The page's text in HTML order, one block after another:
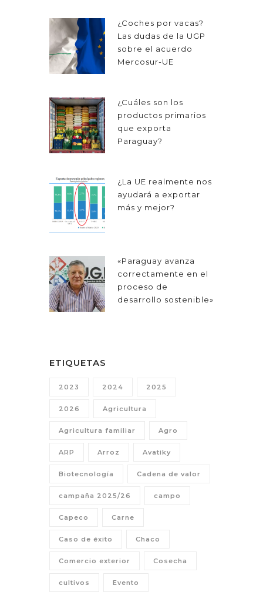
¿Coches por vacas?
Las dudas de la UGP
sobre el acuerdo
Mercosur-UE
¿Cuáles son los
productos primarios
que exporta
Paraguay?
¿La UE realmente nos
ayudará a exportar
más y mejor?
«Paraguay avanza
correctamente en el
proceso de
desarrollo sostenible»
ETIQUETAS
2023 2024 2025
2026 Agricultura
Agricultura familiar Agro
ARP Arroz Avatiky
Biotecnología Cadena de valor
campaña 2025/26 campo
Capeco Carne
Caso de éxito Chaco
Comercio exterior Cosecha
cultivos Evento